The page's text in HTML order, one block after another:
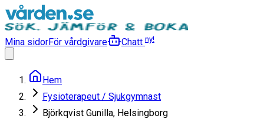
Mina sidorFör vårdgivare Chatt ny!
Hem
Fysioterapeut / Sjukgymnast
Björkqvist Gunilla, Helsingborg